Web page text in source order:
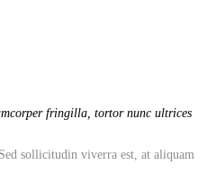
fringilla, tortor nunc ultrices
sollicitudin viverra est, at aliquam